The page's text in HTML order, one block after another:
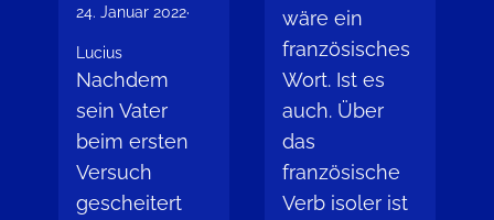
24. Januar 2022·
Lucius
Nachdem
sein Vater
beim ersten
Versuch
gescheitert
wäre ein
französisches
Wort. Ist es
auch. Über
das
französische
Verb isoler ist